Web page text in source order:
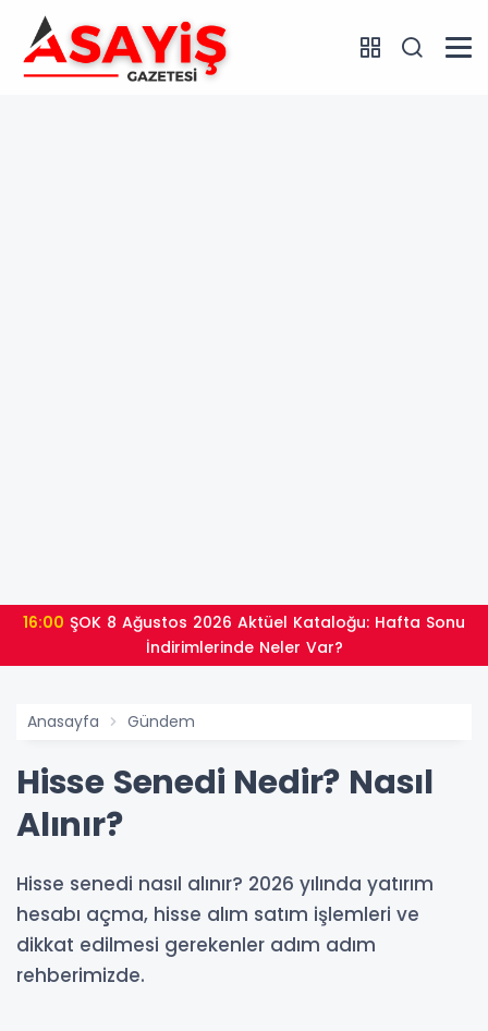
16:00
İndirimlerinde Neler Var?
Anasayfa Gündem
Hisse Senedi Nedir? Nasıl
Alınır?
Hisse senedi nasıl alınır? 2026 yılında yatırım
hesabı açma, hisse alım satım işlemleri ve
dikkat edilmesi gerekenler adım adım
rehberimizde.